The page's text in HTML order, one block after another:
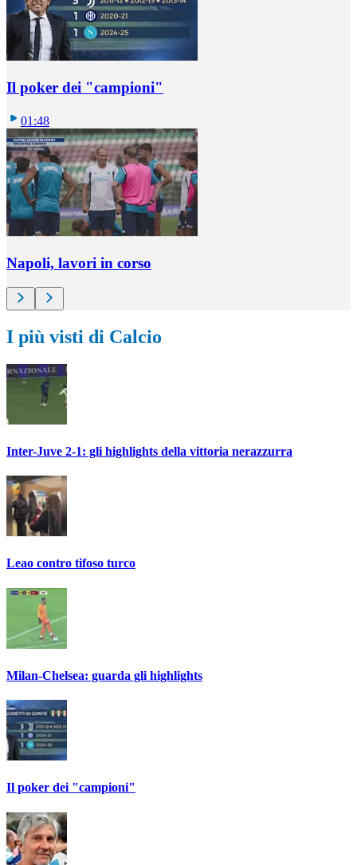
Il poker dei "campioni"
01:48
Napoli, lavori in corso
I più visti di Calcio
Inter-Juve 2-1: gli highlights della vittoria nerazzurra
Leao contro tifoso turco
Milan-Chelsea: guarda gli highlights
Il poker dei "campioni"